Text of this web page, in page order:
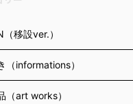
移設ver.）
（informations）
（art works）